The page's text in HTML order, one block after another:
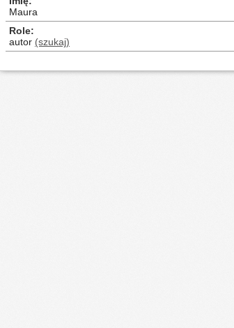
Maura
Role
autor (szukaj)